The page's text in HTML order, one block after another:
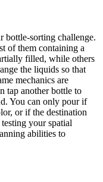
bottle-sorting challenge.
of them containing a
filled, while others
the liquids so that
mechanics are
tap another bottle to
You can only pour if
or if the destination
your spatial
abilities to